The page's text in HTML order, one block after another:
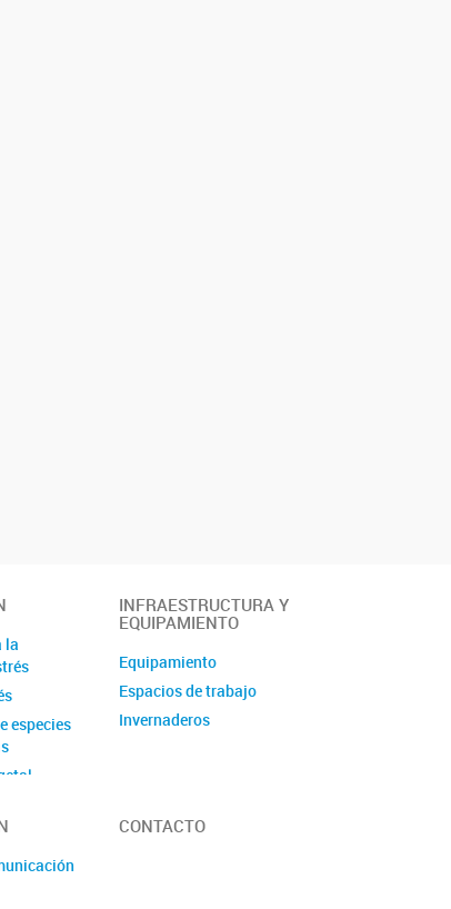
la
especies
INFRAESTRUCTURA Y
EQUIPAMIENTO
Equipamiento
Espacios de trabajo
Invernaderos
CONTACTO